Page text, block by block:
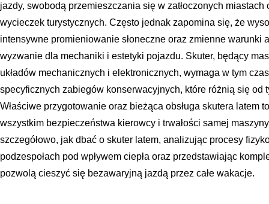
jazdy, swobodą przemieszczania się w zatłoczonych
wycieczek turystycznych. Często jednak zapomina się, że
intensywne promieniowanie słoneczne oraz zmienne warunki
wyzwanie dla mechaniki i estetyki pojazdu. Skuter, będący
układów mechanicznych i elektronicznych, wymaga w tym
specyficznych zabiegów konserwacyjnych, które różnią się od
Właściwe przygotowanie oraz bieżąca obsługa skutera latem
wszystkim bezpieczeństwa kierowcy i trwałości samej
szczegółowo, jak dbać o skuter latem, analizując procesy
podzespołach pod wpływem ciepła oraz przedstawiając
pozwolą cieszyć się bezawaryjną jazdą przez całe wakacje.